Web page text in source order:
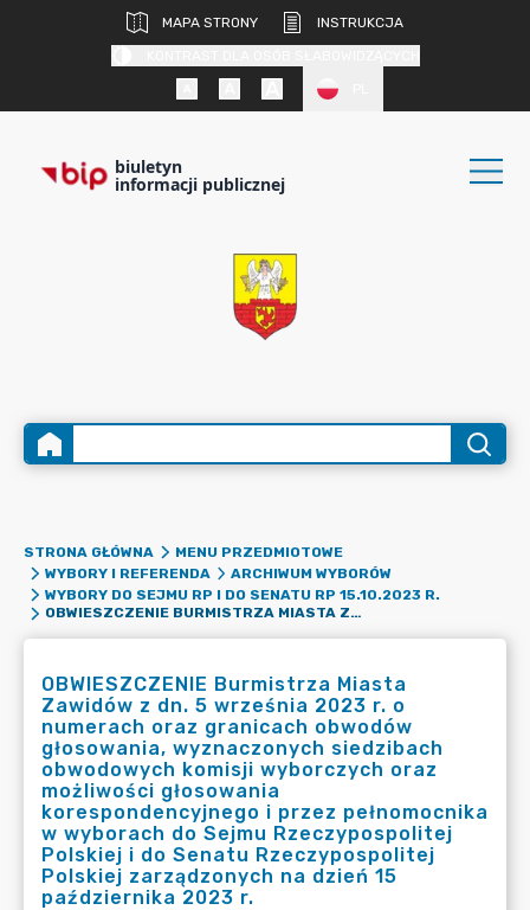
MAPA STRONY
INSTRUKCJA
biuletyn
informacji publicznej
STRONA GŁÓWNA
MENU PRZEDMIOTOWE
WYBORY I REFERENDA
ARCHIWUM WYBORÓW
WYBORY DO SEJMU RP I DO SENATU RP 15.10.2023 R.
OBWIESZCZENIE BURMISTRZA MIASTA ZAWIDÓW Z DN. 5 WRZEŚNIA 2023 R. O NUMERACH ORAZ GRANICACH OBWODÓW GŁOSOWANIA, WYZNACZONYCH SIEDZIBACH OBWODOWYCH KOMISJI WYBORCZYCH ORAZ MOŻLIWOŚCI GŁOSOWANIA KORESPONDENCYJNEGO I PRZEZ PEŁNOMOCNIKA W WYBORACH DO SEJMU RZECZYPOSPOLITEJ POLSKIEJ I DO SENATU RZECZYPOSPOLITEJ POLSKIEJ ZARZĄDZONYCH NA DZIEŃ 15 PAŹDZIERNIKA 2023 R.
OBWIESZCZENIE Burmistrza Miasta
Zawidów z dn. 5 września 2023 r. o
numerach oraz granicach obwodów
głosowania, wyznaczonych siedzibach
obwodowych komisji wyborczych oraz
możliwości głosowania
korespondencyjnego i przez pełnomocnika
w wyborach do Sejmu Rzeczypospolitej
Polskiej i do Senatu Rzeczypospolitej
Polskiej zarządzonych na dzień 15
października 2023 r.